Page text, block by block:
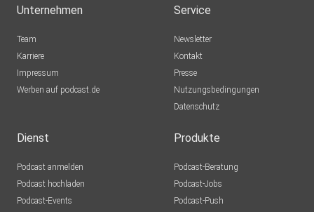
einem
Klick wissen wir, welche Themen dich besonders
worüber wir in Zukunft noch mehr mit dir teilen sollen.
Unternehmen
Team
Karriere
Impressum
Werben auf podcast.de
Service
Newsletter
Kontakt
Presse
Nutzungsbedingungen
Datenschutz
Dienst
Podcast anmelden
Podcast hochladen
Podcast-Events
Produkte
Podcast-Beratung
Podcast-Jobs
Podcast-Push